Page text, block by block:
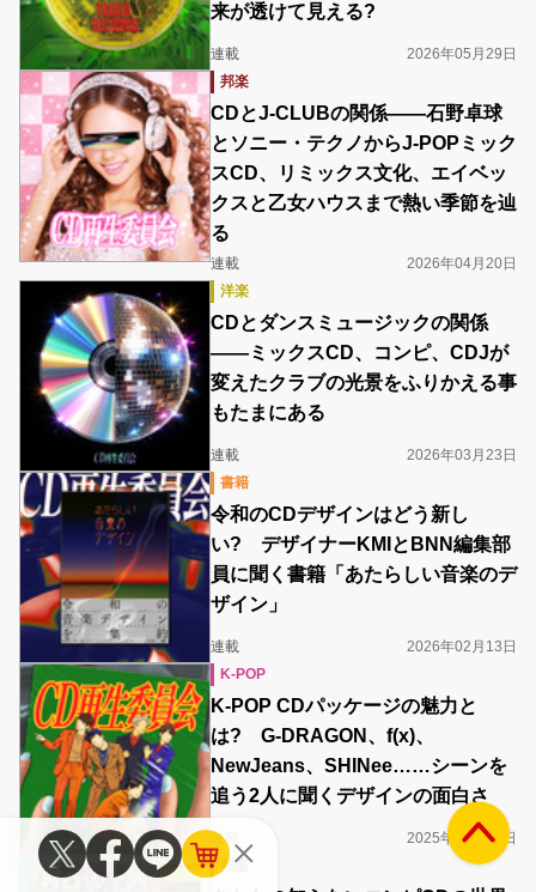
来が透けて見える?
連載
2026年05月29日
邦楽
CDとJ-CLUBの関係――石野卓球
とソニー・テクノからJ-POPミック
スCD、リミックス文化、エイベッ
クスと乙女ハウスまで熱い季節を辿
る
連載
2026年04月20日
洋楽
CDとダンスミュージックの関係
――ミックスCD、コンピ、CDJが
変えたクラブの光景をふりかえる事
もたまにある
連載
2026年03月23日
書籍
令和のCDデザインはどう新し
い? デザイナーKMIとBNN編集部
員に聞く書籍「あたらしい音楽のデ
ザイン」
連載
2026年02月13日
K-POP
K-POP CDパッケージの魅力と
は? G-DRAGON、f(x)、
NewJeans、SHINee……シーンを
追う2人に聞くデザインの面白さ
連載
2025年12月26日
邦楽